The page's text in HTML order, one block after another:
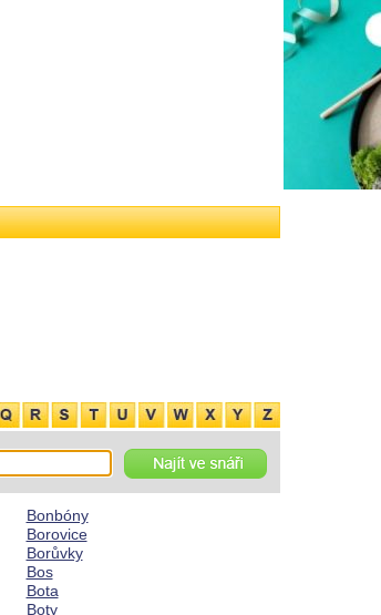
Bonbóny
Borovice
Borůvky
Bos
Bota
Boty